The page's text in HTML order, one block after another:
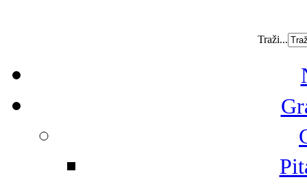
Traži...